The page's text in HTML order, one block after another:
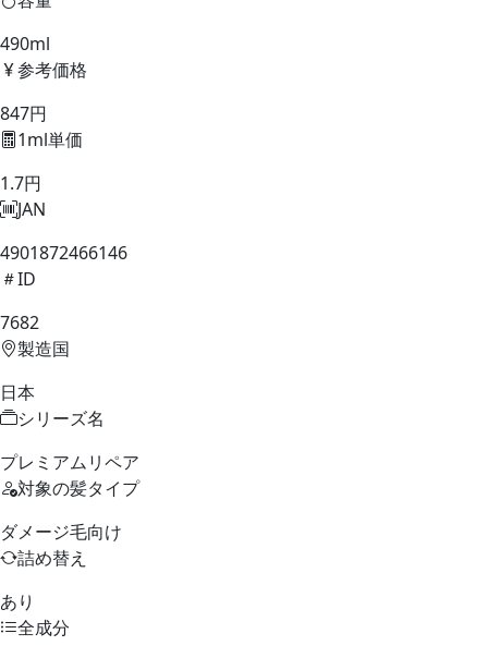
490ml
参考価格
847円
1ml単価
1.7円
JAN
4901872466146
ID
7682
製造国
日本
シリーズ名
プレミアムリペア
対象の髪タイプ
ダメージ毛向け
詰め替え
あり
全成分